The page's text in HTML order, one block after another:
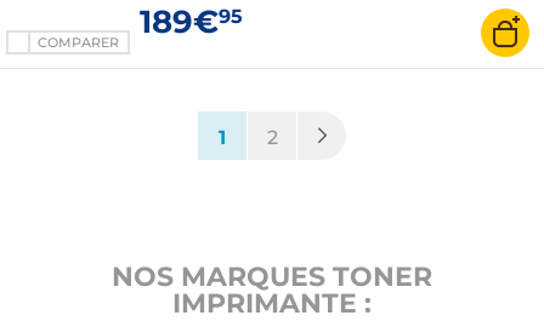
COMPARER
189€95
1 (current)
2
NOS MARQUES TONER
IMPRIMANTE :